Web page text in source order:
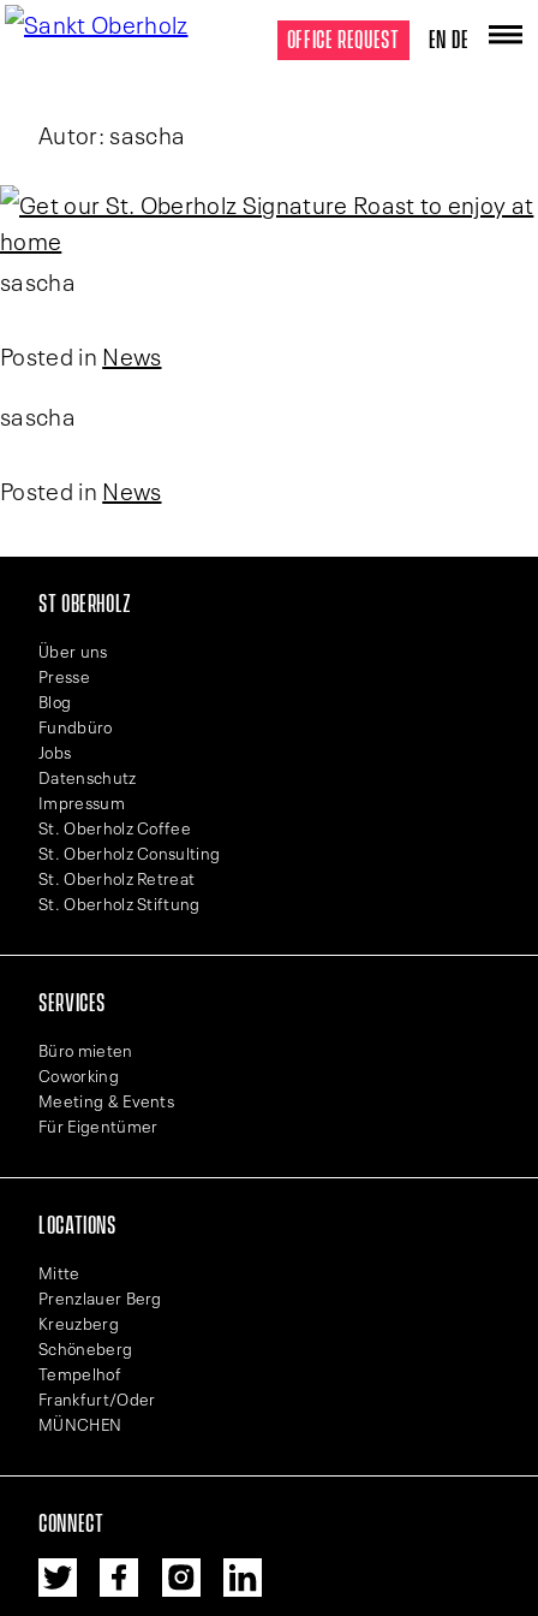
OFFICE REQUEST EN DE
Autor: sascha
sascha
Posted in News
sascha
Posted in News
ST OBERHOLZ
Über uns
Presse
Blog
Fundbüro
Jobs
Datenschutz
Impressum
St. Oberholz Coffee
St. Oberholz Consulting
St. Oberholz Retreat
St. Oberholz Stiftung
SERVICES
Büro mieten
Coworking
Meeting & Events
Für Eigentümer
LOCATIONS
Mitte
Prenzlauer Berg
Kreuzberg
Schöneberg
Tempelhof
Frankfurt/Oder
MÜNCHEN
CONNECT